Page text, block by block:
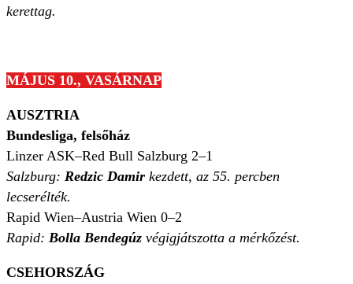
kerettag.
MÁJUS 10., VASÁRNAP
AUSZTRIA
Bundesliga, felsőház
Linzer ASK–Red Bull Salzburg 2–1
Salzburg: Redzic Damir kezdett, az 55. percben
lecserélték.
Rapid Wien–Austria Wien 0–2
Rapid: Bolla Bendegúz végigjátszotta a mérkőzést.
CSEHORSZÁG